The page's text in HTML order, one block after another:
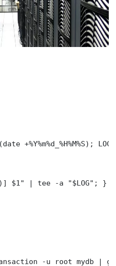
+%Y%m%d_%H%M%S);
$1" | tee -a "$LOG"; }
-u root mydb |